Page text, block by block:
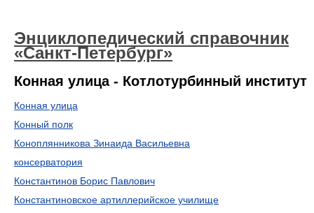
Энциклопедический справочник
«Санкт-Петербург»
Конная улица - Котлотурбинный институт
Конная улица
Конный полк
Коноплянникова Зинаида Васильевна
консерватория
Константинов Борис Павлович
Константиновское артиллерийское училище